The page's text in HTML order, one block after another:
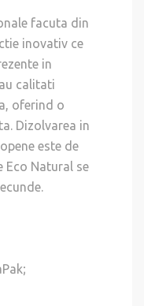
facuta din
inovativ ce
in
calitati
oferind o
Dizolvarea in
este de
Eco Natural se